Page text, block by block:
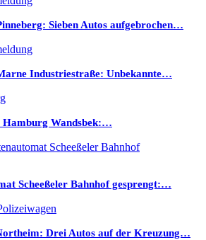
Sieben Autos aufgebrochen…
Industriestraße: Unbekannte…
Hamburg Wandsbek:…
Scheeßeler Bahnhof gesprengt:…
Drei Autos auf der Kreuzung…